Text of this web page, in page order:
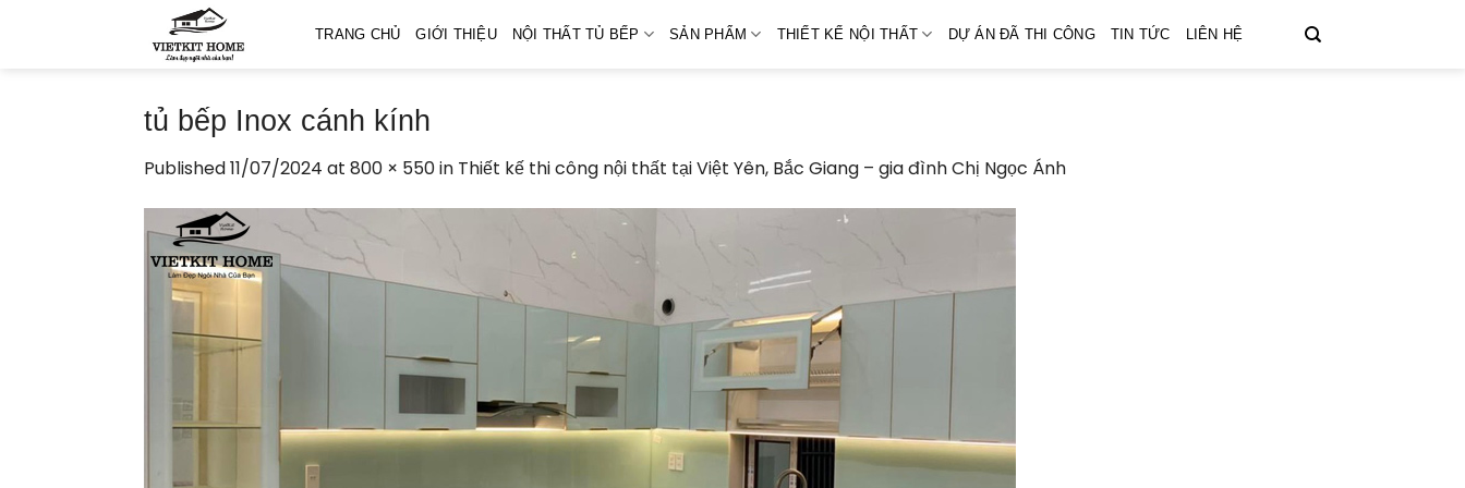
TRANG CHỦ GIỚI THIỆU NỘI THẤT TỦ BẾP SẢN PHẨM THIẾT KẾ NỘI THẤT DỰ ÁN ĐÃ THI CÔNG TIN TỨC LIÊN HỆ
tủ bếp Inox cánh kính
Published11/07/2024 at 800 × 550in Thiết kế thi công nội thất tại Việt Yên, Bắc Giang – gia đình Chị Ngọc Ánh